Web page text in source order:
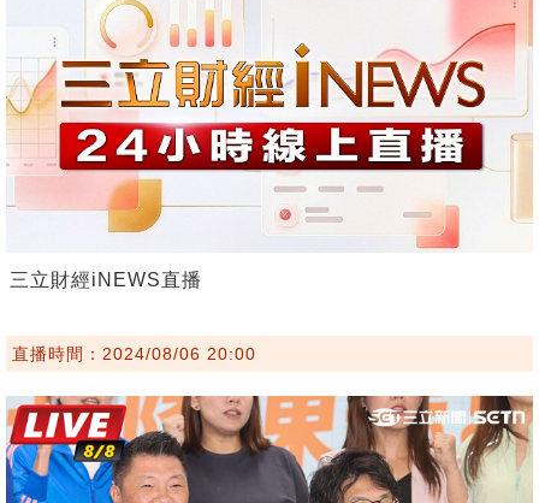
三立財經iNEWS直播
直播時間：2024/08/06 20:00